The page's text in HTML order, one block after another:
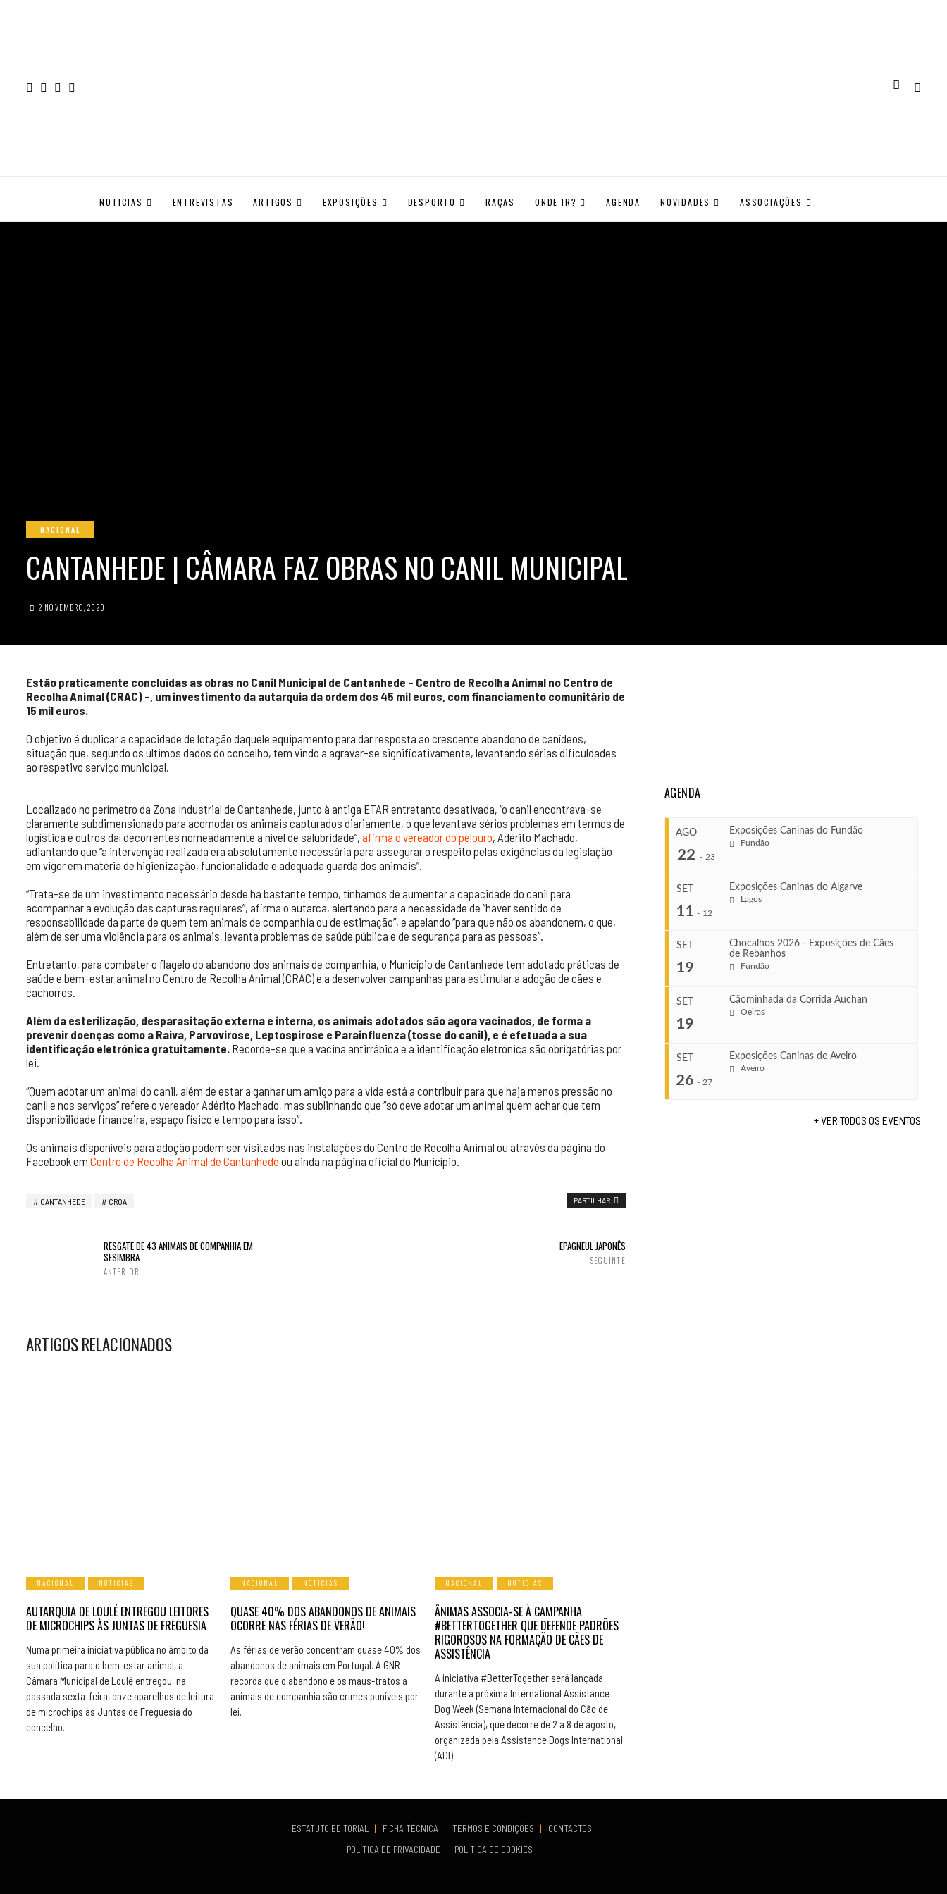
NOTICIAS ENTREVISTAS ARTIGOS EXPOSIÇÕES DESPORTO RAÇAS ONDE IR? AGENDA NOVIDADES ASSOCIAÇÕES
NACIONAL
CANTANHEDE | CÂMARA FAZ OBRAS NO CANIL MUNICIPAL
2 NOVEMBRO, 2020
Estão praticamente concluídas as obras no Canil Municipal de Cantanhede – Centro de Recolha Animal no Centro de
Recolha Animal (CRAC) –, um investimento da autarquia da ordem dos 45 mil euros, com financiamento comunitário de
15 mil euros.
O objetivo é duplicar a capacidade de lotação daquele equipamento para dar resposta ao crescente abandono de canídeos,
situação que, segundo os últimos dados do concelho, tem vindo a agravar-se significativamente, levantando sérias dificuldades
ao respetivo serviço municipal.
Localizado no perímetro da Zona Industrial de Cantanhede, junto à antiga ETAR entretanto desativada, “o canil encontrava-se
claramente subdimensionado para acomodar os animais capturados diariamente, o que levantava sérios problemas em termos de
logística e outros daí decorrentes nomeadamente a nível de salubridade”, afirma o vereador do pelouro, Adérito Machado,
adiantando que “a intervenção realizada era absolutamente necessária para assegurar o respeito pelas exigências da legislação
em vigor em matéria de higienização, funcionalidade e adequada guarda dos animais”.
“Trata-se de um investimento necessário desde há bastante tempo, tínhamos de aumentar a capacidade do canil para
acompanhar a evolução das capturas regulares”, afirma o autarca, alertando para a necessidade de “haver sentido de
responsabilidade da parte de quem tem animais de companhia ou de estimação”, e apelando “para que não os abandonem, o que,
além de ser uma violência para os animais, levanta problemas de saúde pública e de segurança para as pessoas”.
Entretanto, para combater o flagelo do abandono dos animais de companhia, o Município de Cantanhede tem adotado práticas de
saúde e bem-estar animal no Centro de Recolha Animal (CRAC) e a desenvolver campanhas para estimular a adoção de cães e
cachorros.
Além da esterilização, desparasitação externa e interna, os animais adotados são agora vacinados, de forma a
prevenir doenças como a Raiva, Parvovirose, Leptospirose e Parainfluenza (tosse do canil), e é efetuada a sua
identificação eletrónica gratuitamente. Recorde-se que a vacina antirrábica e a identificação eletrónica são obrigatórias por
lei.
“Quem adotar um animal do canil, além de estar a ganhar um amigo para a vida está a contribuir para que haja menos pressão no
canil e nos serviços” refere o vereador Adérito Machado, mas sublinhando que “só deve adotar um animal quem achar que tem
disponibilidade financeira, espaço físico e tempo para isso”.
Os animais disponíveis para adoção podem ser visitados nas instalações do Centro de Recolha Animal ou através da página do
Facebook em Centro de Recolha Animal de Cantanhede ou ainda na página oficial do Município.
CANTANHEDE CROA PARTILHAR
RESGATE DE 43 ANIMAIS DE COMPANHIA EM
SESIMBRA
ANTERIOR
EPAGNEUL JAPONÊS
SEGUINTE
ARTIGOS RELACIONADOS
NACIONAL NOTICIAS
AUTARQUIA DE LOULÉ ENTREGOU LEITORES
DE MICROCHIPS ÀS JUNTAS DE FREGUESIA
Numa primeira iniciativa pública no âmbito da
sua política para o bem-estar animal, a
Câmara Municipal de Loulé entregou, na
passada sexta-feira, onze aparelhos de leitura
de microchips às Juntas de Freguesia do
concelho.
NACIONAL NOTICIAS
QUASE 40% DOS ABANDONOS DE ANIMAIS
OCORRE NAS FÉRIAS DE VERÃO!
As férias de verão concentram quase 40% dos
abandonos de animais em Portugal. A GNR
recorda que o abandono e os maus-tratos a
animais de companhia são crimes puníveis por
lei.
NACIONAL NOTICIAS
ÂNIMAS ASSOCIA-SE À CAMPANHA
#BETTERTOGETHER QUE DEFENDE PADRÕES
RIGOROSOS NA FORMAÇÃO DE CÃES DE
ASSISTÊNCIA
A iniciativa #BetterTogether será lançada
durante a próxima International Assistance
Dog Week (Semana Internacional do Cão de
Assistência), que decorre de 2 a 8 de agosto,
organizada pela Assistance Dogs International
(ADI).
AGENDA
AGO
22 - 23
Exposições Caninas do Fundão
Fundão
Ago 22, 2026
Ago 23, 2026
VENUE
SET
11 - 12
Exposições Caninas do Algarve
Lagos
Set 11, 2026
Set 12, 2026
VENUE
SET
19
Chocalhos 2026 - Exposições de Cães
de Rebanhos
Fundão
COMEÇA
SET
19
Cãominhada da Corrida Auchan
Oeiras
SET
26 - 27
Exposições Caninas de Aveiro
Aveiro
+ VER TODOS OS EVENTOS
ESTATUTO EDITORIAL | FICHA TÉCNICA | TERMOS E CONDIÇÕES |
CONTACTOS
POLÍTICA DE PRIVACIDADE
| POLÍTICA DE COOKIES